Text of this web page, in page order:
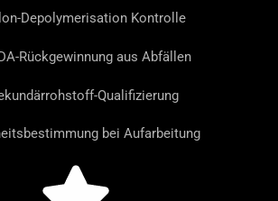
Depolymerisation Kontrolle
Rückgewinnung aus Abfällen
Qualifizierung
bei Aufarbeitung